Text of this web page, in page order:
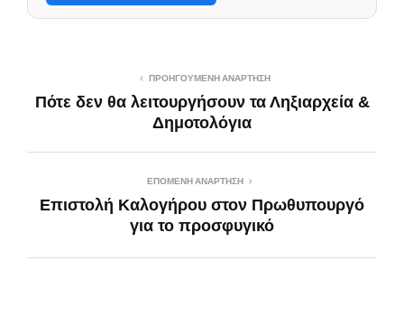
ΠΡΟΗΓΟΎΜΕΝΗ ΑΝΆΡΤΗΣΗ
Πότε δεν θα λειτουργήσουν τα Ληξιαρχεία &
Δημοτολόγια
ΕΠΌΜΕΝΗ ΑΝΆΡΤΗΣΗ
Επιστολή Καλογήρου στον Πρωθυπουργό
για το προσφυγικό